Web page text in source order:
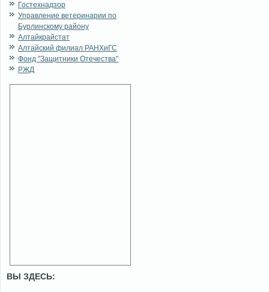
Гостехнадзор
Управление ветеринарии по
Бурлинскому району
Алтайкрайстат
Алтайский филиал РАНХиГС
Фонд "Защитники Отечества"
РЖД
ВЫ ЗДЕСЬ: